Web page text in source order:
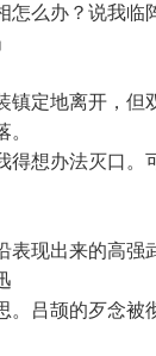
么办？说我临
定地离开，但
得想办法灭口
现出来的高强
。吕颉的歹念被